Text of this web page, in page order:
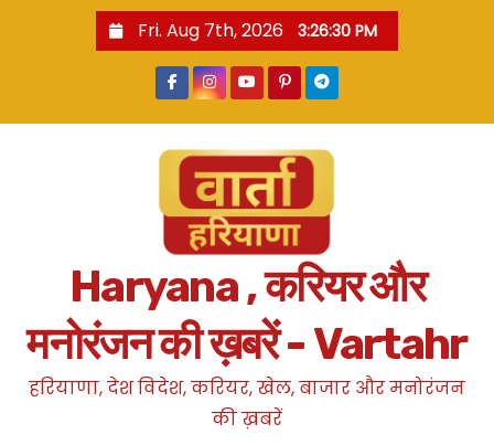
Fri. Aug 7th, 2026 3:26:31 PM
Haryana , करियर और
मनोरंजन की ख़बरें - Vartahr
हरियाणा, देश विदेश, करियर, खेल, बाजार और मनोरंजन
की ख़बरें